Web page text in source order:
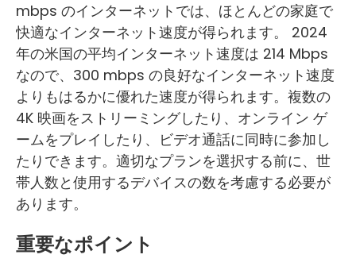
mbps のインターネットでは、ほとんどの家庭で
快適なインターネット速度が得られます。 2024
年の米国の平均インターネット速度は 214 Mbps
なので、300 mbps の良好なインターネット速度
よりもはるかに優れた速度が得られます。複数の
4K 映画をストリーミングしたり、オンライン ゲ
ームをプレイしたり、ビデオ通話に同時に参加し
たりできます。適切なプランを選択する前に、世
帯人数と使用するデバイスの数を考慮する必要が
あります。
重要なポイント